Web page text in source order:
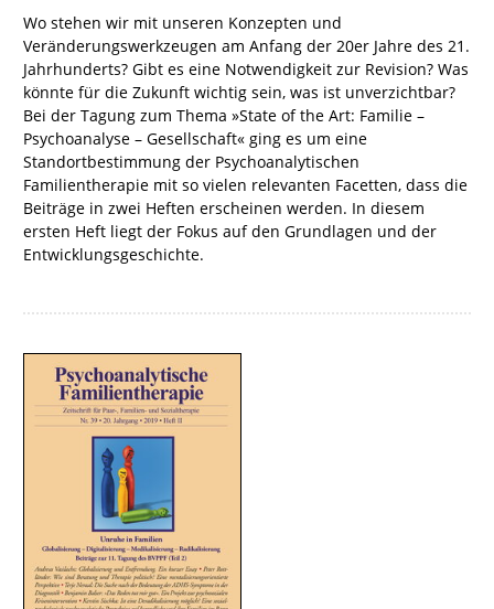
Wo stehen wir mit unseren Konzepten und
Veränderungswerkzeugen am Anfang der 20er Jahre des 21.
Jahrhunderts? Gibt es eine Notwendigkeit zur Revision? Was
könnte für die Zukunft wichtig sein, was ist unverzichtbar?
Bei der Tagung zum Thema »State of the Art: Familie –
Psychoanalyse – Gesellschaft« ging es um eine
Standortbestimmung der Psychoanalytischen
Familientherapie mit so vielen relevanten Facetten, dass die
Beiträge in zwei Heften erscheinen werden. In diesem
ersten Heft liegt der Fokus auf den Grundlagen und der
Entwicklungsgeschichte.